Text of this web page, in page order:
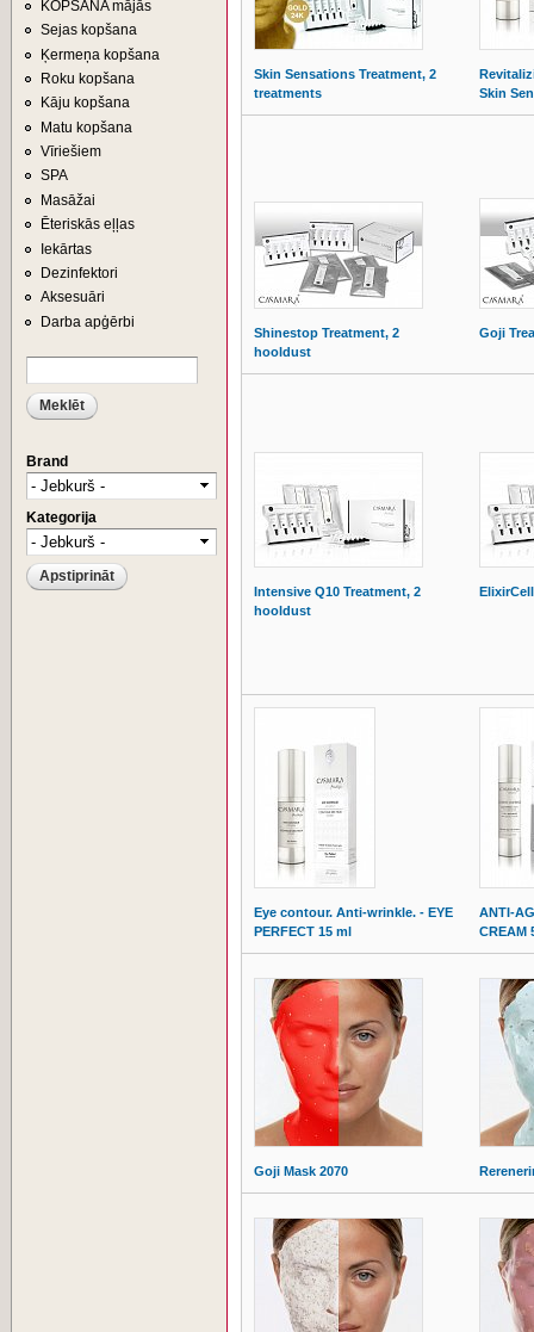
KOPŠANA mājās
Sejas kopšana
Ķermeņa kopšana
Roku kopšana
Kāju kopšana
Matu kopšana
Vīriešiem
SPA
Masāžai
Ēteriskās eļļas
Iekārtas
Dezinfektori
Aksesuāri
Darba apģērbi
Brand
Kategorija
Skin Sensations Treatment, 2
treatments
Skin
Shinestop Treatment, 2
hooldust
Goji
Intensive Q10 Treatment, 2
hooldust
Eye contour. Anti-wrinkle. - EYE
PERFECT 15 ml
ANTI-
CREAM
Goji Mask 2070